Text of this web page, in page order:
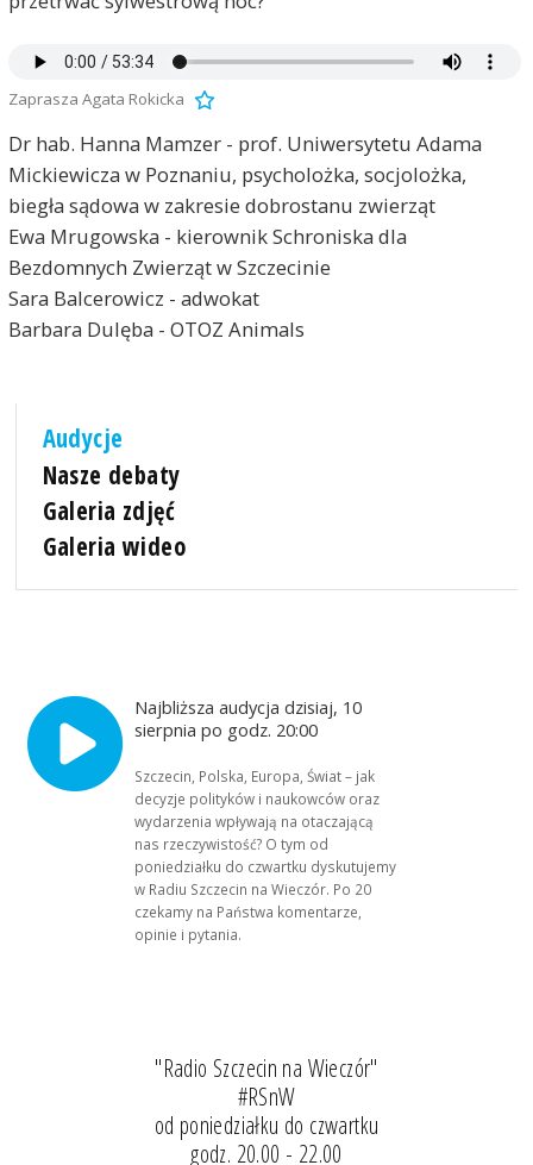
Zaprasza Agata Rokicka
Dr hab. Hanna Mamzer - prof. Uniwersytetu Adama
Mickiewicza w Poznaniu, psycholożka, socjolożka,
biegła sądowa w zakresie dobrostanu zwierząt
Ewa Mrugowska - kierownik Schroniska dla
Bezdomnych Zwierząt w Szczecinie
Sara Balcerowicz - adwokat
Barbara Dulęba - OTOZ Animals
Audycje
Nasze debaty
Galeria zdjęć
Galeria wideo
Najbliższa audycja dzisiaj, 10
sierpnia po godz. 20:00
Szczecin, Polska, Europa, Świat – jak
decyzje polityków i naukowców oraz
wydarzenia wpływają na otaczającą
nas rzeczywistość? O tym od
poniedziałku do czwartku dyskutujemy
w Radiu Szczecin na Wieczór. Po 20
czekamy na Państwa komentarze,
opinie i pytania.
"Radio Szczecin na Wieczór"
#RSnW
od poniedziałku do czwartku
godz. 20.00 - 22.00